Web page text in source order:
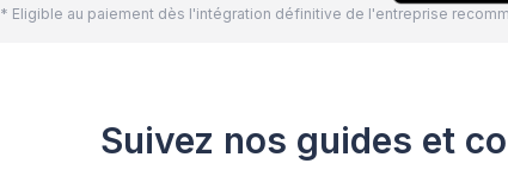
* Eligible au paiement dès l'intégration définitive de l'entreprise
Suivez nos guides et